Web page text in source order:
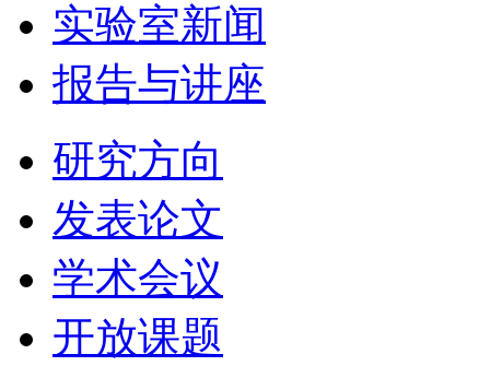
实验室新闻
报告与讲座
研究方向
发表论文
学术会议
开放课题